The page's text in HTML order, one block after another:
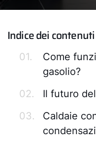
Indice dei contenuti
01.
Come
gasolio?
02.
Il futuro
03.
Caldaie